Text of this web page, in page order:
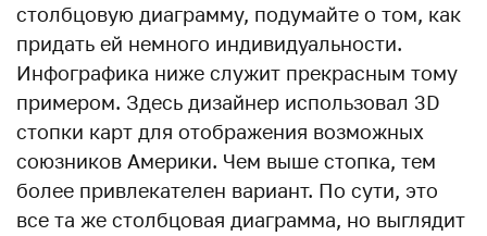
столбцовую диаграмму, подумайте о том, как
придать ей немного индивидуальности.
Инфографика ниже служит прекрасным тому
примером. Здесь дизайнер использовал 3D
стопки карт для отображения возможных
союзников Америки. Чем выше стопка, тем
более привлекателен вариант. По сути, это
все та же столбцовая диаграмма, но выглядит